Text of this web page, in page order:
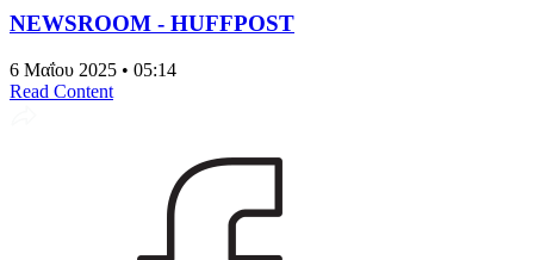
NEWSROOM - HUFFPOST
6 Μαΐου 2025 • 05:14
Read Content